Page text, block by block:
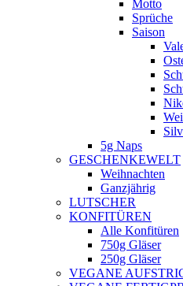
Motto
Sprüche
Saison
5g Naps
GESCHENKEWELT
Weihnachten
Ganzjährig
LUTSCHER
KONFITÜREN
Alle Konfitüren
750g Gläser
250g Gläser
VEGANE